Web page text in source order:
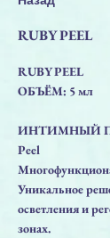
RUBY PEEL
RUBY PEEL
ОБЪЁМ: 5 мл
ИНТИМНЫЙ
Peel
Уникальное
осветления и
зонах.